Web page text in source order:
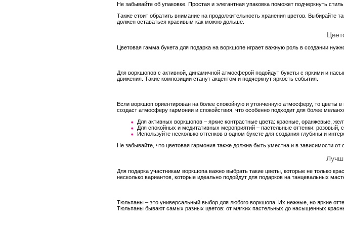
Не забывайте об упаковке. Простая и элегантная упаковка поможет подчеркнуть
Также стоит обратить внимание на продолжительность хранения цветов. Выбирайте
должен оставаться красивым как можно дольше.
Цветовая гамма букета для подарка на воркшопе играет важную роль в создании
Для воркшопов с активной, динамичной атмосферой подойдут букеты с яркими и
движения. Такие композиции станут акцентом и подчеркнут яркость события.
Если воркшоп ориентирован на более спокойную и утонченную атмосферу, то цветы
создаст атмосферу гармонии и спокойствия, что особенно подходит для более
Для активных воркшопов – яркие контрастные цвета: красные, оранжевые,
Для спокойных и медитативных мероприятий – пастельные оттенки: розовый,
Используйте несколько оттенков в одном букете для создания глубины и
Не забывайте, что цветовая гармония также должна быть уместна и в зависимости
Для подарка участникам воркшопа важно выбрать такие цветы, которые не только
несколько вариантов, которые идеально подойдут для подарков на танцевальных
Тюльпаны – это универсальный выбор для любого воркшопа. Их нежные, но яркие
Тюльпаны бывают самых разных цветов: от мягких пастельных до насыщенных